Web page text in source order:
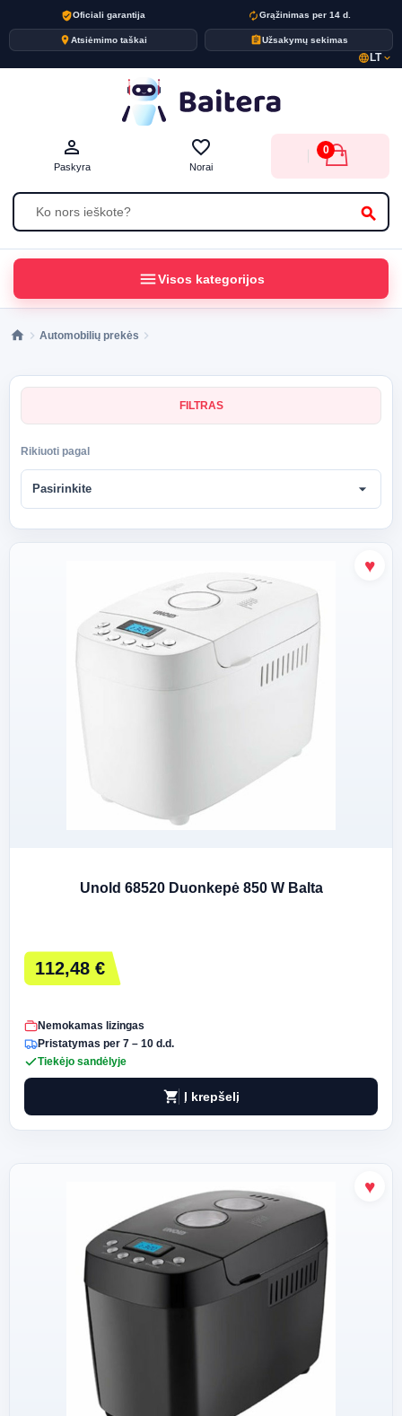
verified_userOficiali garantija autorenewGrąžinimas per 14 d.
placeAtsiėmimo taškai assignmentUžsakymų sekimas
language LTexpand_more
search
person_outline
Paskyra
favorite_border
Norai
0
menuVisos kategorijos
Automobilių prekės
FILTRAS
Rikiuoti pagal
Pasirinkite arrow_drop_down
Unold 68520 Duonkepė 850 W Balta
112,48 €
Nemokamas lizingas
Pristatymas per 7 – 10 d.d.
Tiekėjo sandėlyje
shopping_cart Į krepšelį